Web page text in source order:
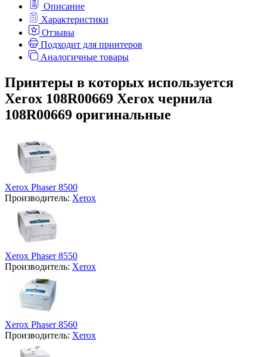
Описание
Характеристики
Отзывы
Подходит для принтеров
Аналогичные товары
Принтеры в которых используется
Xerox 108R00669 Xerox чернила
108R00669 оригинальные
Xerox Phaser 8500
Производитель: Xerox
Xerox Phaser 8550
Производитель: Xerox
Xerox Phaser 8560
Производитель: Xerox